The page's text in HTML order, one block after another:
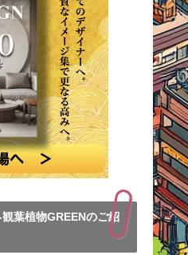
葉植物GREENのご紹